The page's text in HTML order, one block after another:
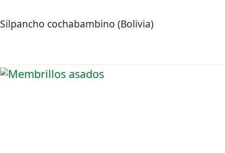
Silpancho cochabambino (Bolivia)